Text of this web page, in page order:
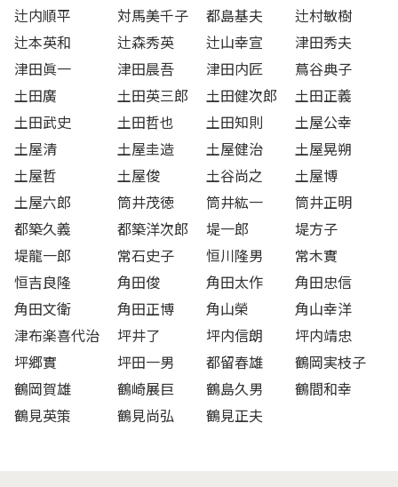
辻内順平
対馬美千子 都島基夫
辻村敏樹
辻本英和
辻森秀英 辻山幸宣
津田秀夫
津田眞一
津田晨吾 津田内匠
蔦谷典子
土田廣
土田英三郎 土田健次郎
土田正義
土田武史
土田哲也 土田知則
土屋公幸
土屋清
土屋圭造 土屋健治
土屋晃朔
土屋哲
土屋俊 土谷尚之
土屋博
土屋六郎
筒井茂徳 筒井紘一
筒井正明
都築久義
都築洋次郎 堤一郎
堤方子
堤龍一郎
常石史子 恒川隆男
常木實
恒吉良隆
角田俊 角田太作
角田忠信
角田文衛
角田正博 角山榮
角山幸洋
津布楽喜代治
坪井了 坪内信朗
坪内靖忠
坪郷實
坪田一男 都留春雄
鶴岡実枝子
鶴岡賀雄
鶴崎展巨 鶴島久男
鶴間和幸
鶴見英策
鶴見尚弘 鶴見正夫